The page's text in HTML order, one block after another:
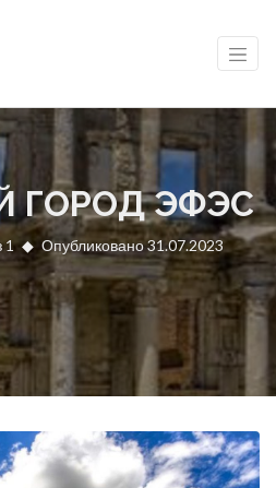
ГОРОД ЭФЭС
1 Опубликовано 31.07.2023